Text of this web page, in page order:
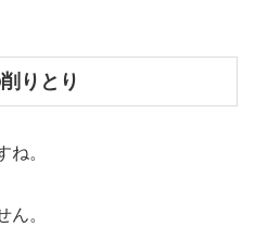
りとり
ね。
ん。